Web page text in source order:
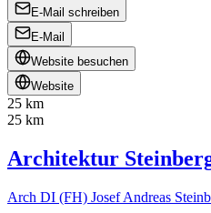
E-Mail schreiben
E-Mail
Website besuchen
Website
25 km
25 km
Architektur
Arch DI (FH) Josef Andreas